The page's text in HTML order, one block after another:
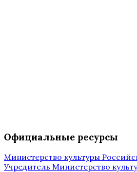
Официальные ресурсы
Министерство культуры
Учредитель Министерство